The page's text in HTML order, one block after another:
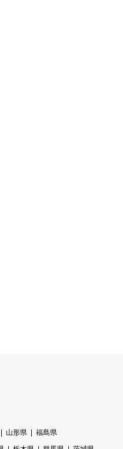
山形県
福島県